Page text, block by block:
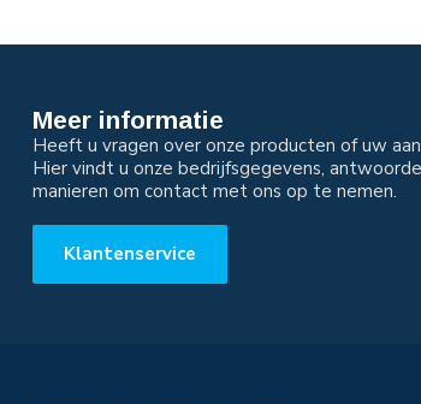
Meer informatie
Heeft u vragen over onze producten of uw
Hier vindt u onze bedrijfsgegevens,
manieren om contact met ons op te nemen.
Klantenservice